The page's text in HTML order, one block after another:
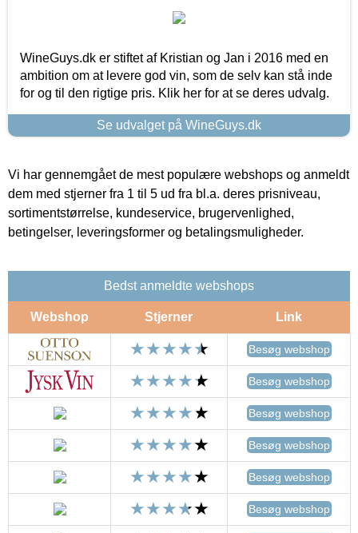
WineGuys.dk er stiftet af Kristian og Jan i 2016 med en
ambition om at levere god vin, som de selv kan stå inde
for og til den rigtige pris. Klik her for at se deres udvalg.
Se udvalget på WineGuys.dk
Vi har gennemgået de mest populære webshops og anmeldt
dem med stjerner fra 1 til 5 ud fra bl.a. deres prisniveau,
sortimentstørrelse, kundeservice, brugervenlighed,
betingelser, leveringsformer og betalingsmuligheder.
Bedst anmeldte webshops
Webshop Stjerner Link
Besøg webshop
Besøg webshop
Besøg webshop
Besøg webshop
Besøg webshop
Besøg webshop